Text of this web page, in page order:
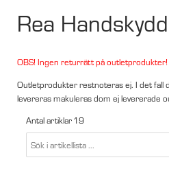
Rea Handskydd
OBS! Ingen returrätt på outletprodukter!
Outletprodukter restnoteras ej. I det fall
levereras makuleras dom ej levererade
Antal artiklar 19